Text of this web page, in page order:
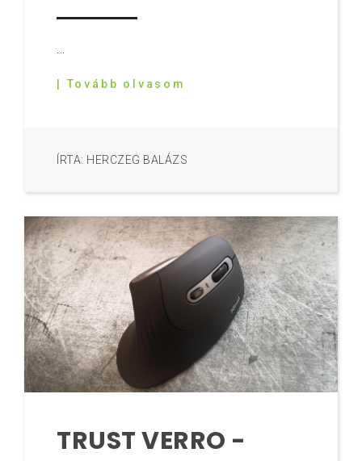
| Tovább olvasom
ÍRTA: HERCZEG BALÁZS
TRUST VERRO -